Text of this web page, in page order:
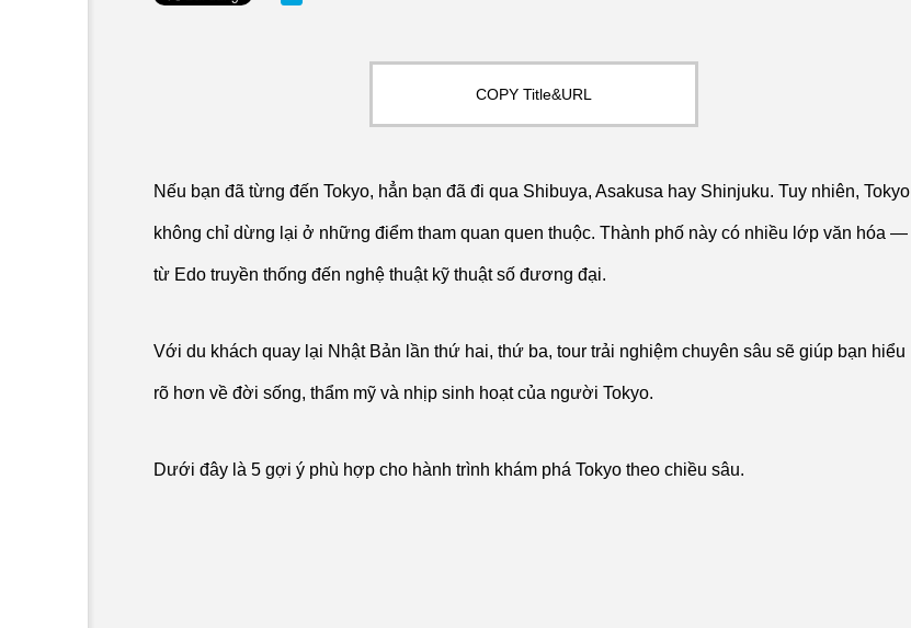
COPY Title&URL
Nếu bạn đã từng đến Tokyo, hẳn bạn đã đi qua Shibuya, Asakusa hay Shinjuku. Tuy nhiên, Tokyo
không chỉ dừng lại ở những điểm tham quan quen thuộc. Thành phố này có nhiều lớp văn hóa —
từ Edo truyền thống đến nghệ thuật kỹ thuật số đương đại.
Với du khách quay lại Nhật Bản lần thứ hai, thứ ba, tour trải nghiệm chuyên sâu sẽ giúp bạn hiểu
rõ hơn về đời sống, thẩm mỹ và nhịp sinh hoạt của người Tokyo.
Dưới đây là 5 gợi ý phù hợp cho hành trình khám phá Tokyo theo chiều sâu.